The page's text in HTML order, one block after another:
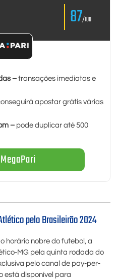
87/100
– transações imediatas e
apostar grátis várias
– pode duplicar até 500
pelo Brasileirão 2024
horário nobre do futebol, a
MG pela quinta rodada do
pelo canal de pay-per-
está disponível para